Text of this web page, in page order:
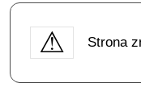
Strona